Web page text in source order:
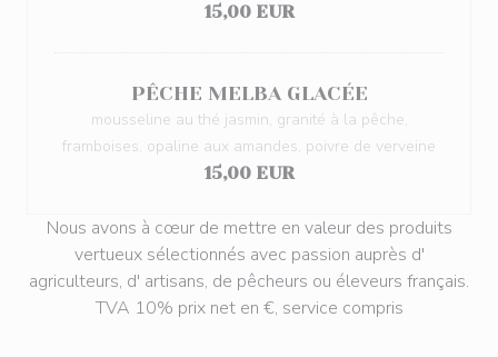
15,00 EUR
PÊCHE MELBA GLACÉE
mousseline au thé jasmin, granité à la pêche,
framboises, opaline aux amandes, poivre de verveine
15,00 EUR
Nous avons à cœur de mettre en valeur des produits
vertueux sélectionnés avec passion auprès d'
agriculteurs, d' artisans, de pêcheurs ou éleveurs français.
TVA 10% prix net en €, service compris